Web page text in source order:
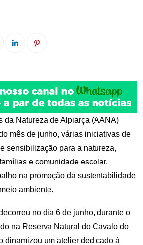
da Natureza de Alpiarça (AANA)
mês de junho, várias iniciativas de
sensibilização para a natureza,
e comunidade escolar,
na promoção da sustentabilidade
ambiente.
no dia 6 de junho, durante o
na Reserva Natural do Cavalo do
dinamizou um atelier dedicado à